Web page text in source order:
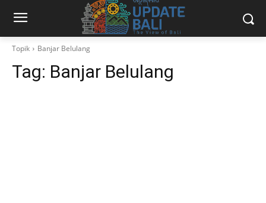
Topik Banjar Belulang
Tag: Banjar Belulang